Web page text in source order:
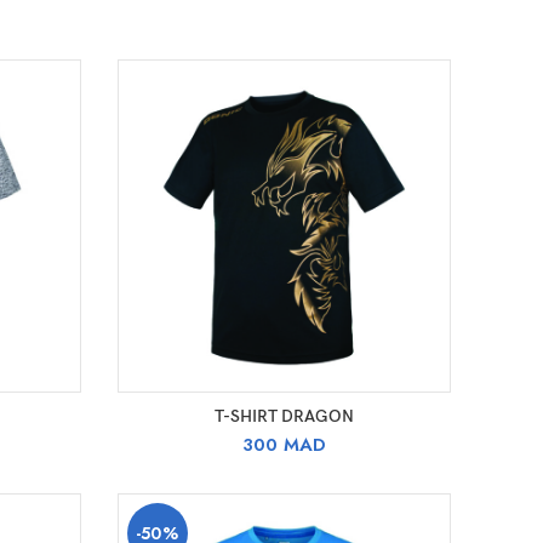
CHOIX DES OPTIONS
T-SHIRT DRAGON
300 MAD
-50%